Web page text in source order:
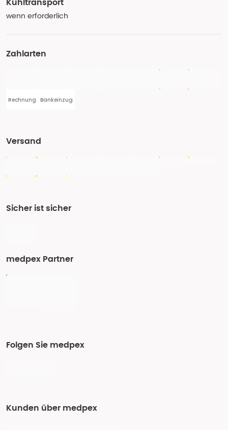
Kühltransport
wenn erforderlich
Zahlarten
Rechnung Bankeinzug
Versand
Sicher ist sicher
medpex Partner
Folgen Sie medpex
Kunden über medpex